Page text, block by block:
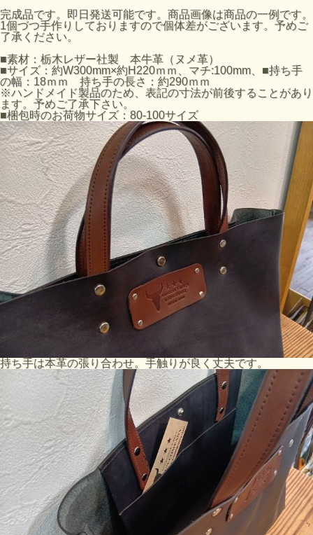
完成品です。即日発送可能です。商品画像は商品の一例です。
1個づつ手作りしておりますので個体差がございます。予めご
了承ください。
■素材：栃木レザー社製 本牛革（ヌメ革）
■サイズ：約W300mm×約H220ｍｍ、マチ:100mm、■持ち手
の幅：18ｍｍ 持ち手の長さ：約290ｍｍ
※ハンドメイド製品のため、表記の寸法が前後することがあり
ます。予めご了承下さい。
■梱包時のお荷物サイズ：80-100サイズ
持ち手は本革の張り合わせ。手触りが良く丈夫です。